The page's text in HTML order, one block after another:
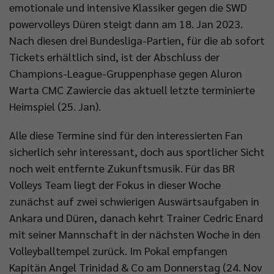
emotionale und intensive Klassiker gegen die SWD
powervolleys Düren steigt dann am 18. Jan 2023.
Nach diesen drei Bundesliga-Partien, für die ab sofort
Tickets erhältlich sind, ist der Abschluss der
Champions-League-Gruppenphase gegen Aluron
Warta CMC Zawiercie das aktuell letzte terminierte
Heimspiel (25. Jan).
Alle diese Termine sind für den interessierten Fan
sicherlich sehr interessant, doch aus sportlicher Sicht
noch weit entfernte Zukunftsmusik. Für das BR
Volleys Team liegt der Fokus in dieser Woche
zunächst auf zwei schwierigen Auswärtsaufgaben in
Ankara und Düren, danach kehrt Trainer Cedric Enard
mit seiner Mannschaft in der nächsten Woche in den
Volleyballtempel zurück. Im Pokal empfangen
Kapitän Angel Trinidad & Co am Donnerstag (24. Nov